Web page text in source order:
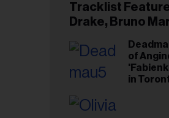
Tracklist
Drake, Bruno
of
in